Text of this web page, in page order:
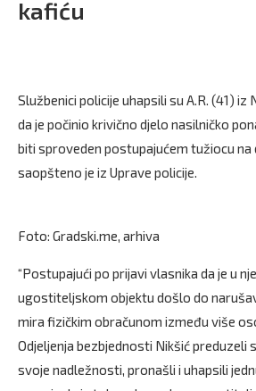
kafiću
Službenici policije uhapsili su A.R. (41) iz
da je počinio krivično djelo nasilničko
biti sproveden postupajućem tužiocu na
saopšteno je iz Uprave policije.
Foto: Gradski.me, arhiva
“Postupajući po prijavi vlasnika da je u
ugostiteljskom objektu došlo do
mira fizičkim obračunom između više
Odjeljenja bezbjednosti Nikšić preduzeli
svoje nadležnosti, pronašli i uhapsili